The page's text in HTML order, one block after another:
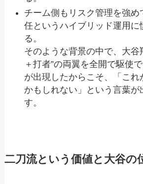
チーム側もリスク管理を強め
任というハイブリッド運用に
る。
そのような背景の中で、大谷
＋打者”の両翼を全開で駆使
が出現したからこそ、「これ
かもしれない」という言葉が
す。
二刀流という価値と大谷の